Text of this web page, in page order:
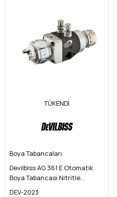
TÜKENDI
Boya Tabancaları
Devilbiss AG 361 E Otomatik
Boya Tabancası Nitritle
DEV-2023